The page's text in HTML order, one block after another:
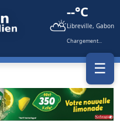
⛅
--°C
Libreville, Gabon
Chargement...
☰